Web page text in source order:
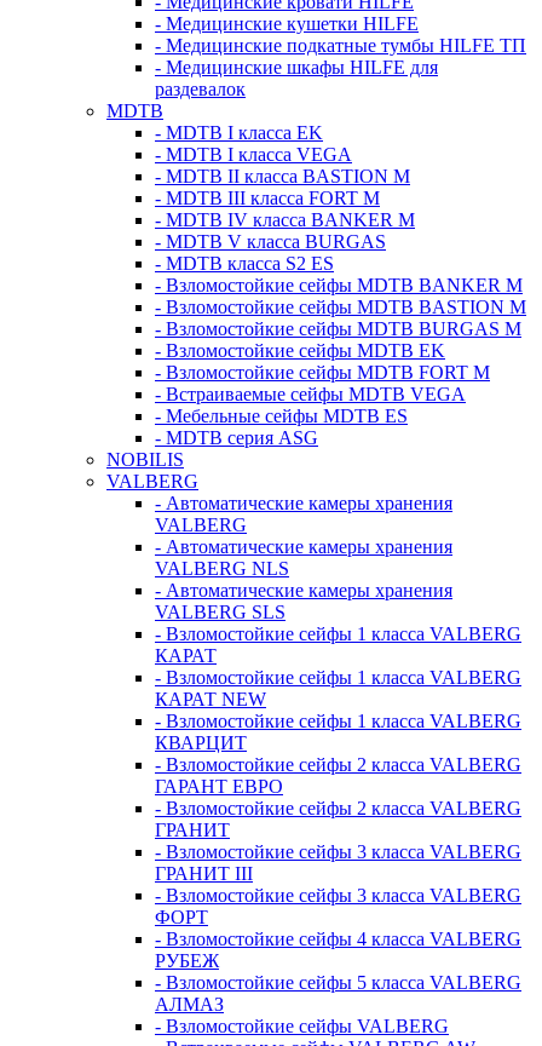
- Медицинские кушетки HILFE
- Медицинские подкатные тумбы HILFE ТП
- Медицинские шкафы HILFE для
раздевалок
MDTB
- MDTB I класса EK
- MDTB I класса VEGA
- MDTB II класса BASTION M
- MDTB III класса FORT M
- MDTB IV класса BANKER M
- MDTB V класса BURGAS
- MDTB класса S2 ES
- Взломостойкие сейфы MDTB BANKER M
- Взломостойкие сейфы MDTB BASTION M
- Взломостойкие сейфы MDTB BURGAS M
- Взломостойкие сейфы MDTB EK
- Взломостойкие сейфы MDTB FORT M
- Встраиваемые сейфы MDTB VEGA
- Мебельные сейфы MDTB ES
- MDTB серия ASG
NOBILIS
VALBERG
- Автоматические камеры хранения
VALBERG
- Автоматические камеры хранения
VALBERG NLS
- Автоматические камеры хранения
VALBERG SLS
- Взломостойкие сейфы 1 класса VALBERG
КАРАТ
- Взломостойкие сейфы 1 класса VALBERG
КАРАТ NEW
- Взломостойкие сейфы 1 класса VALBERG
КВАРЦИТ
- Взломостойкие сейфы 2 класса VALBERG
ГАРАНТ ЕВРО
- Взломостойкие сейфы 2 класса VALBERG
ГРАНИТ
- Взломостойкие сейфы 3 класса VALBERG
ГРАНИТ III
- Взломостойкие сейфы 3 класса VALBERG
ФОРТ
- Взломостойкие сейфы 4 класса VALBERG
РУБЕЖ
- Взломостойкие сейфы 5 класса VALBERG
АЛМАЗ
- Взломостойкие сейфы VALBERG